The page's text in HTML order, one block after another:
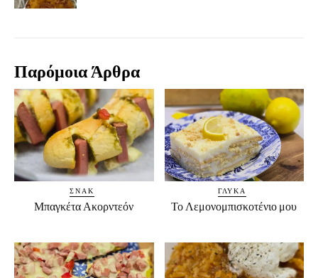
Παρόμοια Άρθρα
ΣΝΑΚ
Μπαγκέτα Ακορντεόν
ΓΛΥΚΆ
Το Λεμονομπισκοτένιο μου